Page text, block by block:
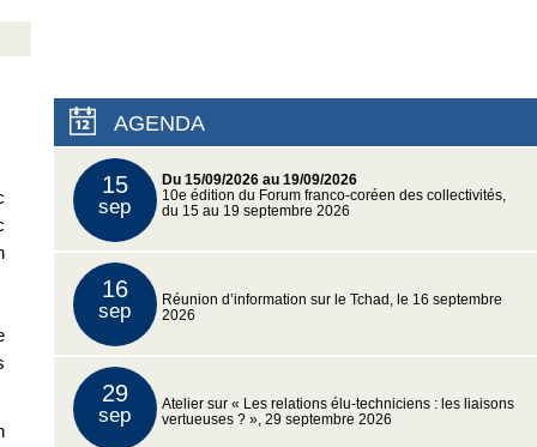
AGENDA
15
sep
Du 15/09/2026 au 19/09/2026
10e édition du Forum franco-coréen des collectivités,
du 15 au 19 septembre 2026
16
sep
Réunion d’information sur le Tchad, le 16 septembre
2026
29
sep
Atelier sur « Les relations élu-techniciens : les liaisons
vertueuses ? », 29 septembre 2026